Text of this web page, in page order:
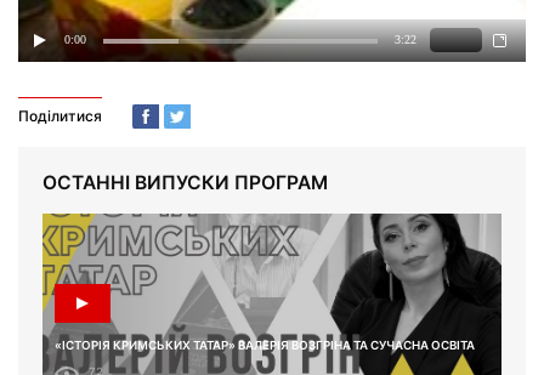
Поділитися
ОСТАННІ ВИПУСКИ ПРОГРАМ
«ІСТОРІЯ КРИМСЬКИХ ТАТАР» ВАЛЕРІЯ ВОЗГРІНА ТА СУЧАСНА ОСВІТА
72